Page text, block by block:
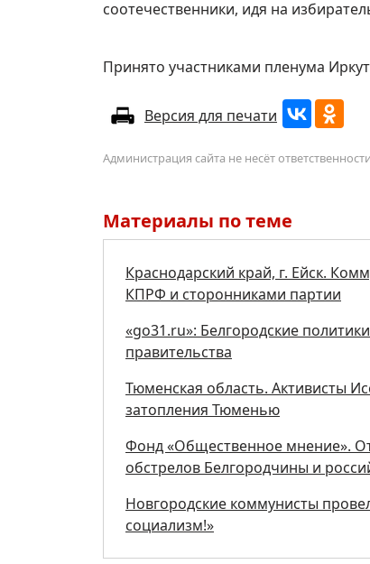
соотечественники, идя на
Принято участниками пленума
Версия для печати
Администрация сайта не несёт
Материалы по теме
Краснодарский край, г. Ейск.
КПРФ и сторонниками партии
«go31.ru»: Белгородские
правительства
Тюменская область. Активисты
затопления Тюменью
Фонд «Общественное мнение».
обстрелов Белгородчины и
Новгородские коммунисты
социализм!»